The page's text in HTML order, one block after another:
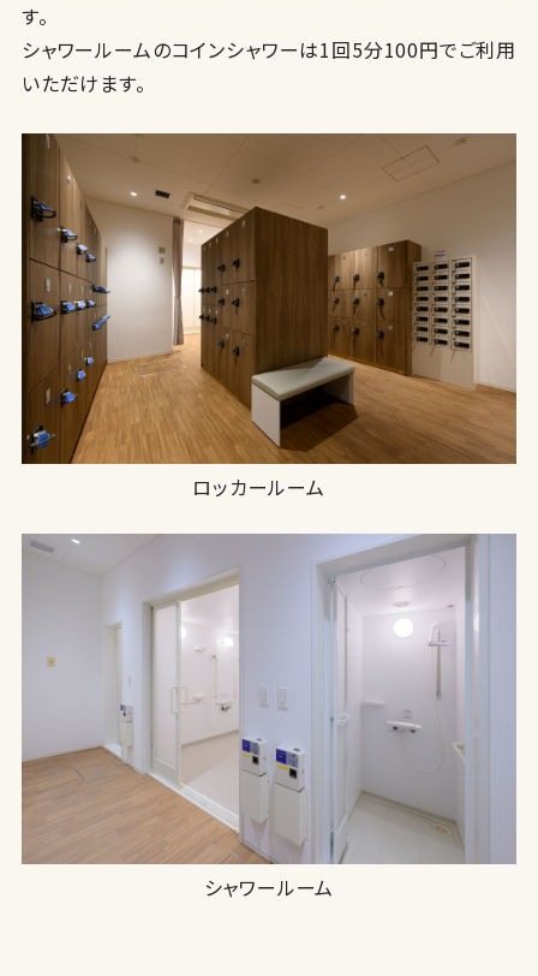
す。
シャワールームのコインシャワーは1回5分100円でご利用
いただけます。
ロッカールーム
シャワールーム